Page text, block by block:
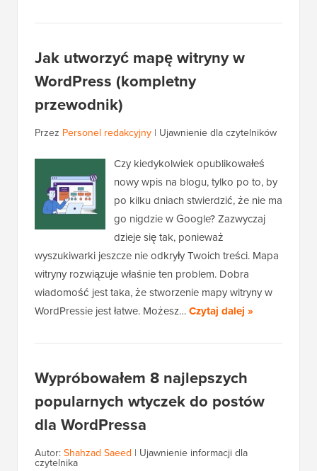
Jak utworzyć mapę witryny w
WordPress (kompletny
przewodnik)
Przez Personel redakcyjny | Ujawnienie dla czytelników
Czy kiedykolwiek opublikowałeś
nowy wpis na blogu, tylko po to, by
po kilku dniach stwierdzić, że nie ma
go nigdzie w Google? Zazwyczaj
dzieje się tak, ponieważ
wyszukiwarki jeszcze nie odkryły Twoich treści. Mapa
witryny rozwiązuje właśnie ten problem. Dobra
wiadomość jest taka, że stworzenie mapy witryny w
WordPressie jest łatwe. Możesz…Czytaj dalej »
Wypróbowałem 8 najlepszych
popularnych wtyczek do postów
dla WordPressa
Autor: Shahzad Saeed | Ujawnienie informacji dla
czytelnika